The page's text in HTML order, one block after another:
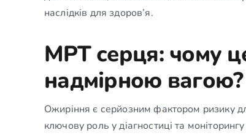
наслідків для здоров’я.
МРТ серця: чому
надмірною вагою?
Ожиріння є серйозним фактором ризику
ключову роль у діагностиці та